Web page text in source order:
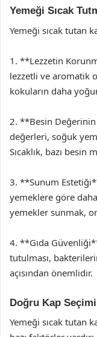
Yemeği Sıcak
Yemeği sıcak tutan
1. **Lezzetin
lezzetli ve aromatik
kokuların daha
2. **Besin Değerinin
değerleri, soğuk
Sıcaklık, bazı besin
3. **Sunum
yemeklere göre
yemekler sunmak,
4. **Gıda
tutulması,
açısından önemlidir.
Doğru Kap Seçimi
Yemeği sıcak tutan